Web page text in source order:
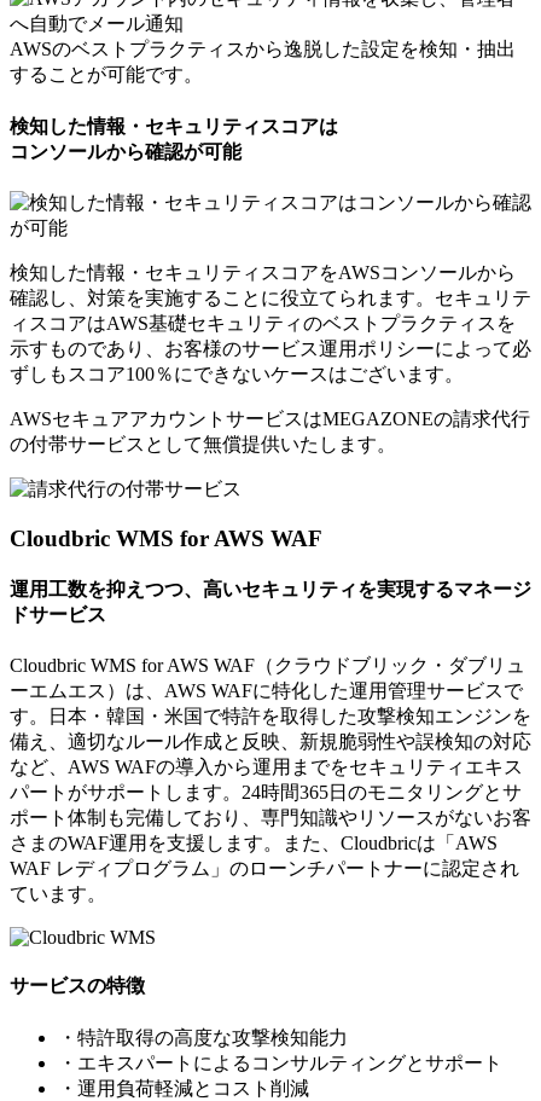
AWSのベストプラクティスから逸脱した設定を検知・抽出
することが可能です。
検知した情報・セキュリティスコアは
コンソールから確認が可能
検知した情報・セキュリティスコアをAWSコンソールから
確認し、対策を実施することに役立てられます。セキュリテ
ィスコアはAWS基礎セキュリティのベストプラクティスを
示すものであり、お客様のサービス運用ポリシーによって必
ずしもスコア100％にできないケースはございます。
AWSセキュアアカウントサービスはMEGAZONEの請求代行
の付帯サービスとして無償提供いたします。
Cloudbric WMS for AWS WAF
運用工数を抑えつつ、高いセキュリティを実現するマネージ
ドサービス
Cloudbric WMS for AWS WAF（クラウドブリック・ダブリュ
ーエムエス）は、AWS WAFに特化した運用管理サービスで
す。日本・韓国・米国で特許を取得した攻撃検知エンジンを
備え、適切なルール作成と反映、新規脆弱性や誤検知の対応
など、AWS WAFの導入から運用までをセキュリティエキス
パートがサポートします。24時間365日のモニタリングとサ
ポート体制も完備しており、専門知識やリソースがないお客
さまのWAF運用を支援します。また、Cloudbricは「AWS
WAF レディプログラム」のローンチパートナーに認定され
ています。
サービスの特徴
・特許取得の高度な攻撃検知能力
・エキスパートによるコンサルティングとサポート
・運用負荷軽減とコスト削減